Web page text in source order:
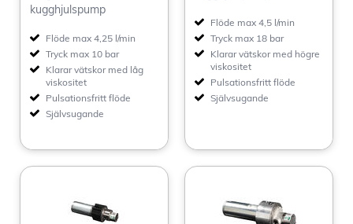
kugghjulspump
Flöde max 4,25 l/min
Tryck max 10 bar
Klarar vätskor med låg
viskositet
Pulsationsfritt flöde
Självsugande
Flöde max 4,5 l/min
Tryck max 18 bar
Klarar vätskor med högre
viskositet
Pulsationsfritt flöde
Självsugande